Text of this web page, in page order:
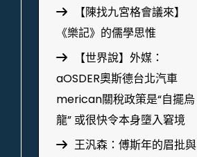
【陳找九宮格會議來】
《樂記》的儒學思惟
【世界說】外媒：
aOSDER奧斯德台北汽車
merican關稅政策是“自擺烏
龍” 或很快令本身墮入窘境
王汎森：傅斯年的眉批與